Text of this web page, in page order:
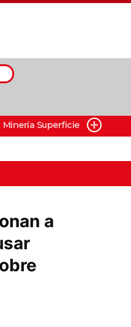
Minería Superficie
a